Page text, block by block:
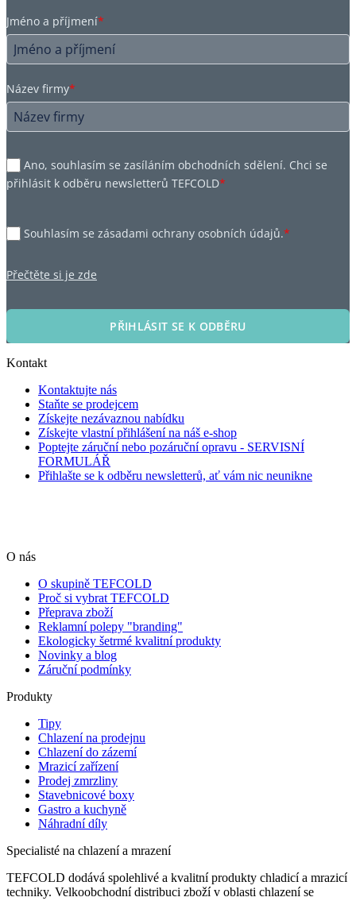
Jméno a příjmení*
Název firmy*
Ano, souhlasím se zasíláním obchodních sdělení. Chci se
přihlásit k odběru newsletterů TEFCOLD*
Souhlasím se zásadami ochrany osobních údajů.*
Přečtěte si je zde
PŘIHLÁSIT SE K ODBĚRU
Kontakt
Kontaktujte nás
Staňte se prodejcem
Získejte nezávaznou nabídku
Získejte vlastní přihlášení na náš e-shop
Poptejte záruční nebo pozáruční opravu - SERVISNÍ
FORMULÁŘ
Přihlašte se k odběru newsletterů, ať vám nic neunikne
O nás
O skupině TEFCOLD
Proč si vybrat TEFCOLD
Přeprava zboží
Reklamní polepy "branding"
Ekologicky šetrmé kvalitní produkty
Novinky a blog
Záruční podmínky
Produkty
Tipy
Chlazení na prodejnu
Chlazení do zázemí
Mrazicí zařízení
Prodej zmrzliny
Stavebnicové boxy
Gastro a kuchyně
Náhradní díly
Specialisté na chlazení a mrazení
TEFCOLD dodává spolehlivé a kvalitní produkty chladicí a mrazicí
techniky. Velkoobchodní distribuci zboží v oblasti chlazení se